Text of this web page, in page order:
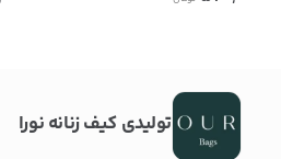
تولیدی کیف زنانه نورا